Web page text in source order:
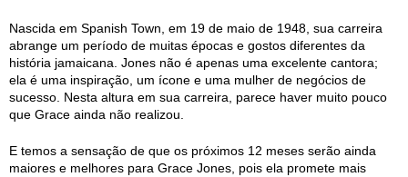
Nascida em Spanish Town, em 19 de maio de 1948, sua carreira
abrange um período de muitas épocas e gostos diferentes da
história jamaicana. Jones não é apenas uma excelente cantora;
ela é uma inspiração, um ícone e uma mulher de negócios de
sucesso. Nesta altura em sua carreira, parece haver muito pouco
que Grace ainda não realizou.
E temos a sensação de que os próximos 12 meses serão ainda
maiores e melhores para Grace Jones, pois ela promete mais